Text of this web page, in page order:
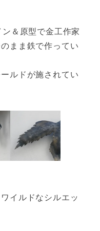
＆原型で金工作家
まま鉄で作ってい
ルドが施されてい
イルドなシルエッ